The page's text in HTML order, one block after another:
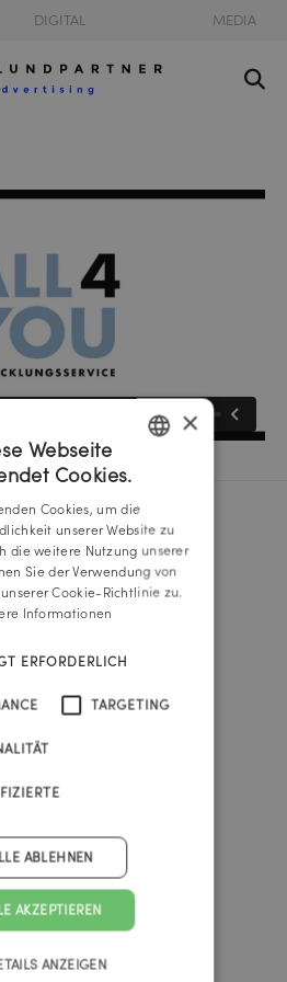
DIGITAL MEDIA
Partner Linz
A-4020 Linz
25b
732 666 222
Partner Wien
A-1010 Wien
Josefs-Kai 47
und Partner Graz
8010 Graz
4
GERMAN
×
Webseite
Cookies.
Cookies, um die
unserer Website zu
die weitere Nutzung unserer
Sie der Verwendung von
Cookie-Richtlinie zu.
Informationen
ERFORDERLICH
TARGETING
AKZEPTIEREN
ABLEHNEN
ANZEIGEN